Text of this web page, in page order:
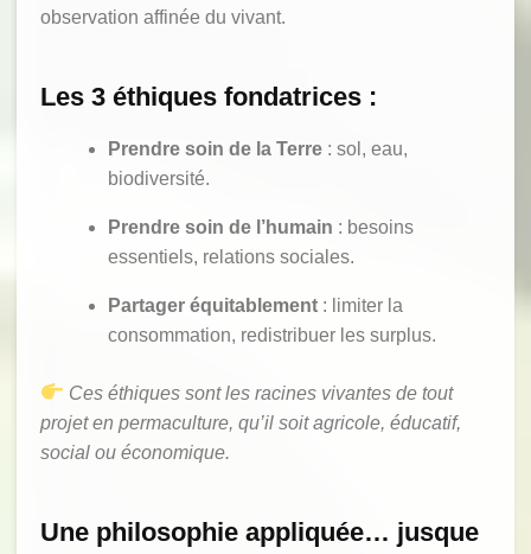
observation affinée du vivant.
Les 3 éthiques fondatrices :
Prendre soin de la Terre: sol, eau,
biodiversité.
Prendre soin de l’humain : besoins
essentiels, relations sociales.
Partager équitablement: limiter la
consommation, redistribuer les surplus.
Ces éthiques sont les racines vivantes de tout
projet en permaculture, qu’il soit agricole, éducatif,
social ou économique.
Une philosophie appliquée… jusque